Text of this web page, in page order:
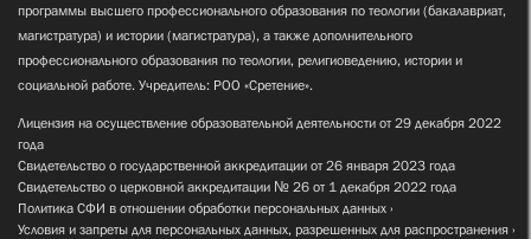
программы высшего профессионального образования по теологии (бакалавриат,
магистратура) и истории (магистратура), а также дополнительного
профессионального образования по теологии, религиоведению, истории и
социальной работе. Учредитель: РОО «Сретение».
Лицензия на осуществление образовательной деятельности от 29 декабря 2022
года
Свидетельство о государственной аккредитации от 26 января 2023 года
Свидетельство о церковной аккредитации № 26 от 1 декабря 2022 года
Политика СФИ в отношении обработки персональных данных
Условия и запреты для персональных данных, разрешенных для распространения